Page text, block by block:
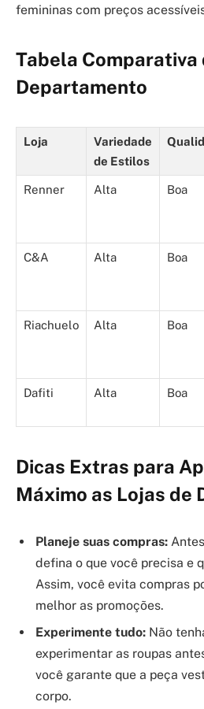
femininas com preços
Tabela Comparativa
Departamento
Loja
Variedade
de Estilos
Renner Alta Boa
C&A Alta Boa
Riachuelo Alta Boa
Dafiti Alta Boa
Dicas Extras para
Máximo as Lojas de
Planeje suas compras:
defina o que você precisa e
Assim, você evita compras
melhor as promoções.
Experimente tudo: Não
experimentar as roupas
você garante que a peça
corpo.